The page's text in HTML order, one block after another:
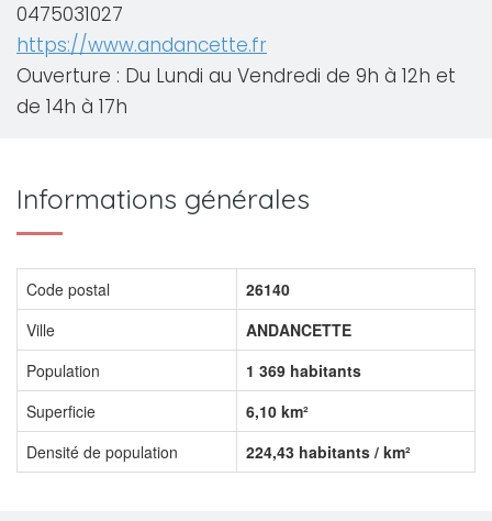
0475031027
https://www.andancette.fr
Ouverture : Du Lundi au Vendredi de 9h à 12h et
de 14h à 17h
Informations générales
Code postal
26140
Ville
ANDANCETTE
Population
1 369 habitants
Superficie
6,10 km²
Densité de population
224,43 habitants / km²